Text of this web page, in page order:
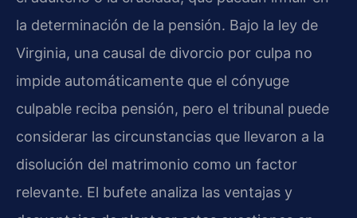
la determinación de la pensión. Bajo la ley de
Virginia, una causal de divorcio por culpa no
impide automáticamente que el cónyuge
culpable reciba pensión, pero el tribunal puede
considerar las circunstancias que llevaron a la
disolución del matrimonio como un factor
relevante. El bufete analiza las ventajas y